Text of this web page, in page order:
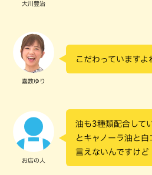
大川豊治
嘉数ゆり
こだわっていますよ
お店の人
油も3種類配合して
とキャノーラ油と
言えないんですけど